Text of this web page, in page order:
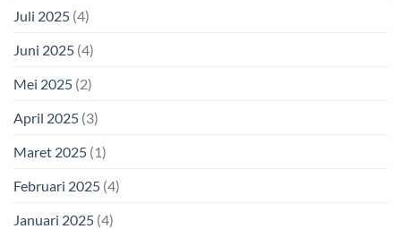
Juli 2025 (4)
Juni 2025 (4)
Mei 2025 (2)
April 2025 (3)
Maret 2025 (1)
Februari 2025 (4)
Januari 2025 (4)